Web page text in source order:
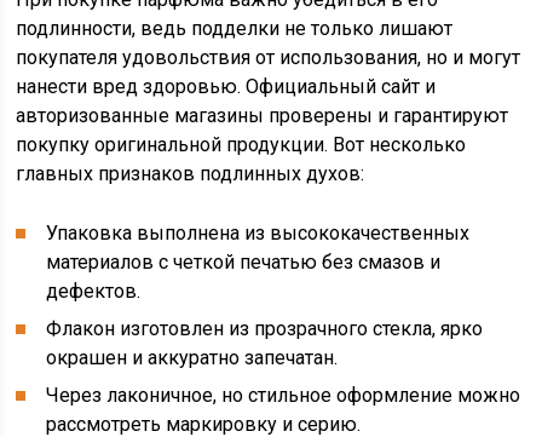
подлинности, ведь подделки не только лишают
покупателя удовольствия от использования, но и могут
нанести вред здоровью. Официальный сайт и
авторизованные магазины проверены и гарантируют
покупку оригинальной продукции. Вот несколько
главных признаков подлинных духов:
Упаковка выполнена из высококачественных
материалов с четкой печатью без смазов и
дефектов.
Флакон изготовлен из прозрачного стекла, ярко
окрашен и аккуратно запечатан.
Через лаконичное, но стильное оформление можно
рассмотреть маркировку и серию.